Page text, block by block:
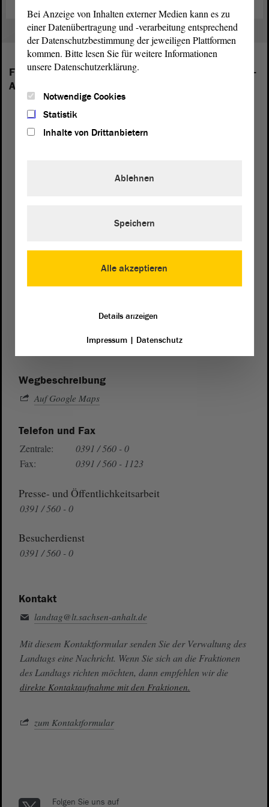
Folgende Fraktionen sind im Landtag von Sachsen-
Anhalt vertreten:
von Sachsen-Anhalt
Wegbeschreibung
Auf Google Maps
Telefon und Fax
Zentrale:
0391 / 560 - 0
Fax:
0391 / 560 - 1123
Presse- und Öffentlichkeitsarbeit
0391 / 560 - 0
Besucherdienst
0391 / 560 - 0
Kontakt
landtag@lt.sachsen-anhalt.de
Mit diesem Kontaktformular senden Sie der Verwaltung des
Landtags eine Nachricht. Wenn Sie sich an die Fraktionen
des Landtags richten möchten, dann empfehlen wir die
direkte Kontaktaufnahme mit den Fraktionen.
zum Kontaktformular
Folgen Sie uns auf
Bei Anzeige von Inhalten externer Medien kann es zu
einer Datenübertragung und -verarbeitung entsprechend
der Datenschutzbestimmung der jeweiligen Plattformen
kommen. Bitte lesen Sie für weitere Informationen
unsere Datenschutzerklärung.
Notwendige Cookies
Statistik
Inhalte von Drittanbietern
Alle akzeptieren
Ablehnen
Speichern
Details anzeigen
Impressum| Datenschutz